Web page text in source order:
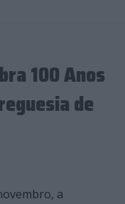
100 Anos
de
a